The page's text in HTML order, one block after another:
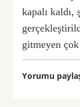
kapalı
gitmeyen
Yorumu